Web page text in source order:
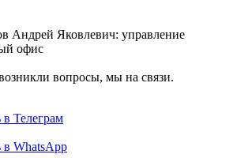
Андрей Яковлевич: управление
офис
вопросы, мы на связи.
Телеграм
в WhatsApp